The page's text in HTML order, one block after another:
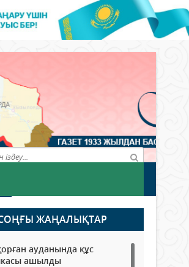
ЖАҢАЛЫҚТАР
ауданында құс
ашылды